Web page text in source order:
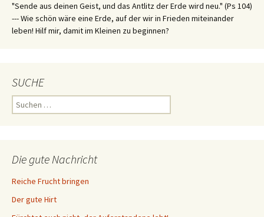
"Sende aus deinen Geist, und das Antlitz der Erde wird neu." (Ps 104)
--- Wie schön wäre eine Erde, auf der wir in Frieden miteinander
leben! Hilf mir, damit im Kleinen zu beginnen?
SUCHE
Suchen
nach:
Die gute Nachricht
Reiche Frucht bringen
Der gute Hirt